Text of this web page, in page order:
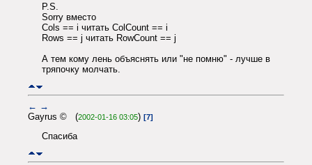
P.S.
Sorry вместо
Cols == i читать ColCount == i
Rows == j читать RowCount == j
А тем кому лень объяснять или "не помню" - лучше в
тряпочку молчать.
← →
Gayrus © (2002-01-16 03:05) [7]
Спасиба